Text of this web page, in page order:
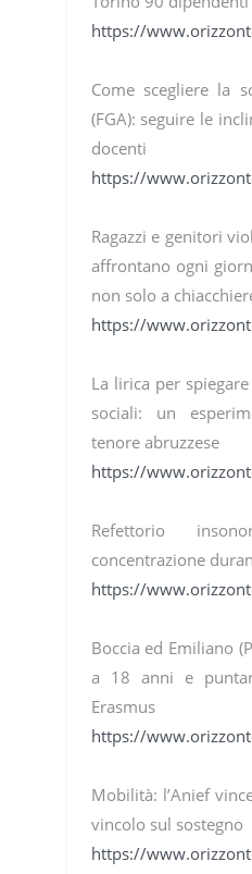
https://
Come scegliere la
(FGA): seguire le
docenti
https://
Ragazzi e genitori
affrontano ogni
non solo a
https://
La lirica per
sociali: un
tenore abruzzese
https://
Refettorio
concentrazione
https://
Boccia ed Emiliano
a 18 anni e
Erasmus
https://
Mobilità: l’Anief
vincolo sul sostegno
https://